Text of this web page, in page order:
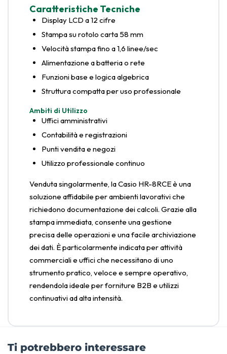
Caratteristiche Tecniche
Display LCD a 12 cifre
Stampa su rotolo carta 58 mm
Velocità stampa fino a 1,6 linee/sec
Alimentazione a batteria o rete
Funzioni base e logica algebrica
Struttura compatta per uso professionale
Ambiti di Utilizzo
Uffici amministrativi
Contabilità e registrazioni
Punti vendita e negozi
Utilizzo professionale continuo
Venduta singolarmente, la Casio HR-8RCE è una
soluzione affidabile per ambienti lavorativi che
richiedono documentazione dei calcoli. Grazie alla
stampa immediata, consente una gestione
precisa delle operazioni e una facile archiviazione
dei dati. È particolarmente indicata per attività
commerciali e uffici che necessitano di uno
strumento pratico, veloce e sempre operativo,
rendendola ideale per forniture B2B e utilizzi
continuativi ad alta intensità.
Ti potrebbero interessare